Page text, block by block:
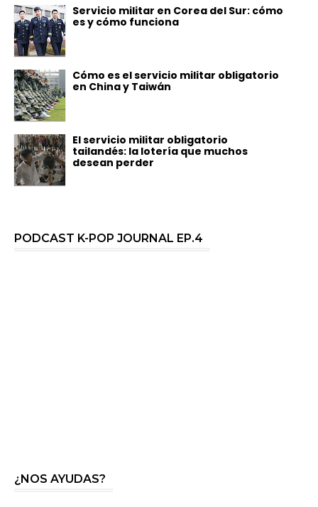
Servicio militar en Corea del Sur: cómo
es y cómo funciona
Cómo es el servicio militar obligatorio
en China y Taiwán
El servicio militar obligatorio
tailandés: la lotería que muchos
desean perder
PODCAST K-POP JOURNAL EP.4
¿NOS AYUDAS?